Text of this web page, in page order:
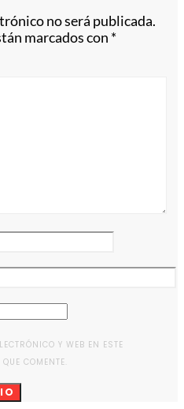
no será publicada.
marcados con *
Y WEB EN ESTE
COMENTE.